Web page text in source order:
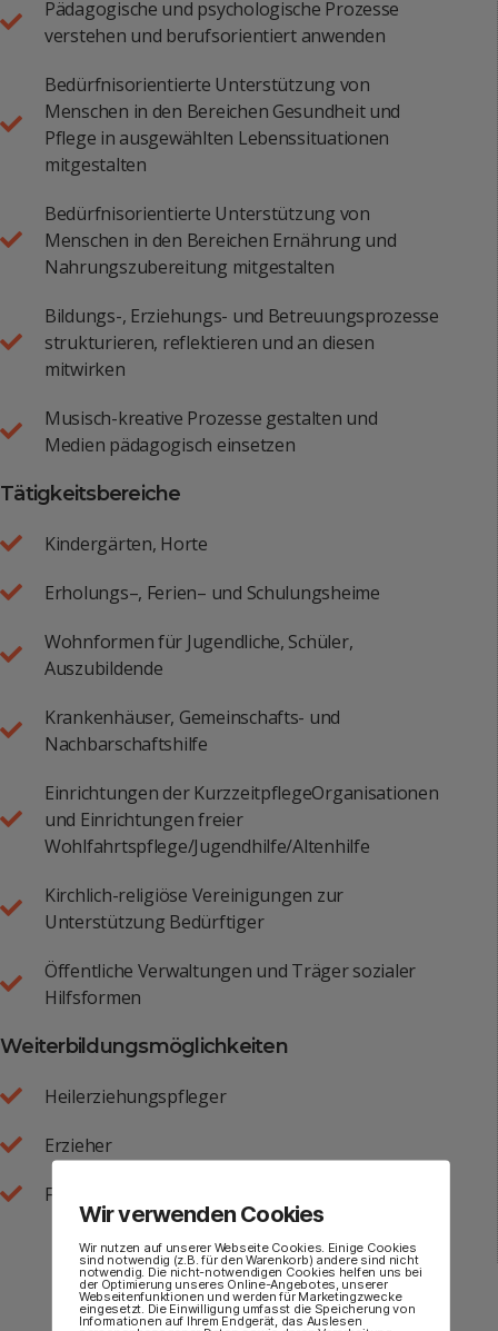
Pädagogische und psychologische Prozesse
verstehen und berufsorientiert anwenden
Bedürfnisorientierte Unterstützung von
Menschen in den Bereichen Gesundheit und
Pflege in ausgewählten Lebenssituationen
mitgestalten
Bedürfnisorientierte Unterstützung von
Menschen in den Bereichen Ernährung und
Nahrungszubereitung mitgestalten
Bildungs-, Erziehungs- und Betreuungsprozesse
strukturieren, reflektieren und an diesen
mitwirken
Musisch-kreative Prozesse gestalten und
Medien pädagogisch einsetzen
Tätigkeitsbereiche
Kindergärten, Horte
Erholungs–, Ferien– und Schulungsheime
Wohnformen für Jugendliche, Schüler,
Auszubildende
Krankenhäuser, Gemeinschafts- und
Nachbarschaftshilfe
Einrichtungen der KurzzeitpflegeOrganisationen
und Einrichtungen freier
Wohlfahrtspflege/Jugendhilfe/Altenhilfe
Kirchlich-religiöse Vereinigungen zur
Unterstützung Bedürftiger
Öffentliche Verwaltungen und Träger sozialer
Hilfsformen
Weiterbildungsmöglichkeiten
Heilerziehungspfleger
Erzieher
Fachhochschulstudium Sozialpädagogik
Wir verwenden Cookies
Wir nutzen auf unserer Webseite Cookies. Einige Cookies
sind notwendig (z.B. für den Warenkorb) andere sind nicht
notwendig. Die nicht-notwendigen Cookies helfen uns bei
der Optimierung unseres Online-Angebotes, unserer
Webseitenfunktionen und werden für Marketingzwecke
eingesetzt. Die Einwilligung umfasst die Speicherung von
Informationen auf Ihrem Endgerät, das Auslesen